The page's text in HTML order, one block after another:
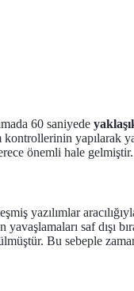
60 saniyede
kontrollerinin yapılarak
önemli hale gelmiştir.
yazılımlar
saf dışı
Bu sebeple